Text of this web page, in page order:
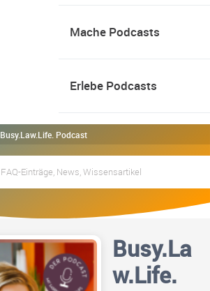
Mache Podcasts
Erlebe Podcasts
Busy.Law.Life. Podcast
Busy.La
w.Life.